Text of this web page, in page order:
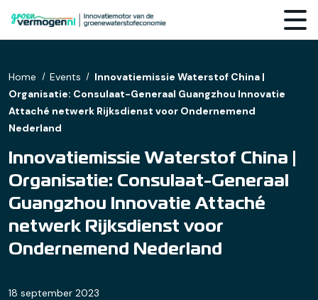
Home Events
Innovatiemissie Waterstof China |
Organisatie: Consulaat-Generaal Guangzhou Innovatie
Attaché netwerk Rijksdienst voor Ondernemend
Nederland
Innovatiemissie Waterstof China |
Organisatie: Consulaat-Generaal
Guangzhou Innovatie Attaché
netwerk Rijksdienst voor
Ondernemend Nederland
18 september 2023